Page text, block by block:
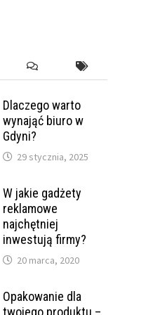
Dlaczego warto
wynająć biuro w
Gdyni?
29 stycznia, 2025
W jakie gadżety
reklamowe
najchętniej
inwestują firmy?
20 marca, 2020
Opakowanie dla
twojego produktu –